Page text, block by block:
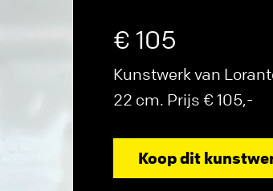
€ 105
Kunstwerk van
22 cm. Prijs € 105,-
Koop dit